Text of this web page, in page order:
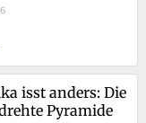
isst anders: Die
Pyramide